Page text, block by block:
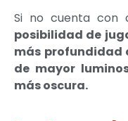
Si no cuenta con
posibilidad de
más profundidad
de mayor
más oscura.